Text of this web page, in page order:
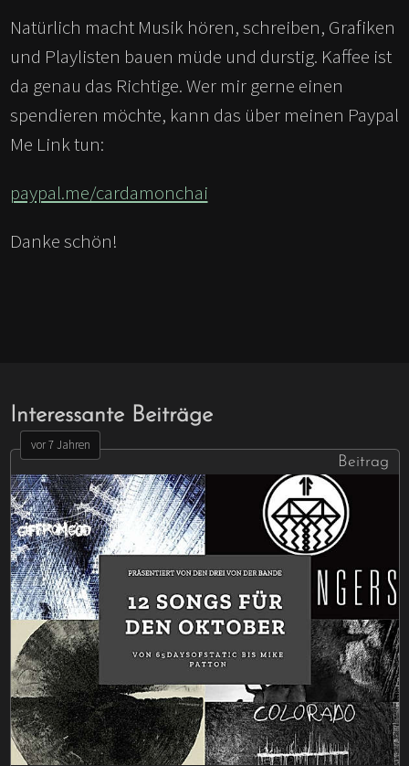
Natürlich macht Musik hören, schreiben, Grafiken
und Playlisten bauen müde und durstig. Kaffee ist
da genau das Richtige. Wer mir gerne einen
spendieren möchte, kann das über meinen Paypal
Me Link tun:
paypal.me/cardamonchai
Danke schön!
Interessante Beiträge
vor 7 Jahren
Beitrag